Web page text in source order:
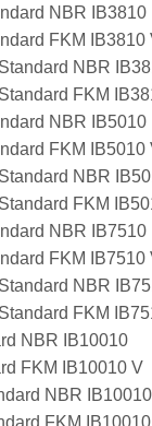
NBR IB3810
FKM IB3810
NBR
FKM
NBR IB5010
FKM IB5010
NBR
FKM
NBR IB7510
FKM IB7510
NBR
FKM
NBR IB10010
FKM IB10010 V
NBR
FKM